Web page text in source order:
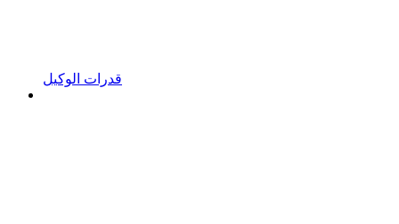
قدرات الوكيل